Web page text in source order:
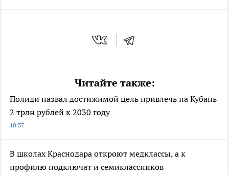
Читайте также:
Полиди назвал достижимой цель привлечь на Кубань
2 трлн рублей к 2030 году
10:37
В школах Краснодара откроют медклассы, а к
профилю подключат и семиклассников